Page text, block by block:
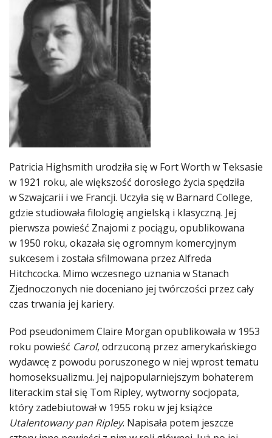
Patricia Highsmith urodziła się w Fort Worth w Teksasie
w 1921 roku, ale większość dorosłego życia spędziła
w Szwajcarii i we Francji. Uczyła się w Barnard College,
gdzie studiowała filologię angielską i klasyczną. Jej
pierwsza powieść Znajomi z pociągu, opublikowana
w 1950 roku, okazała się ogromnym komercyjnym
sukcesem i została sfilmowana przez Alfreda
Hitchcocka. Mimo wczesnego uznania w Stanach
Zjednoczonych nie doceniano jej twórczości przez cały
czas trwania jej kariery.
Pod pseudonimem Claire Morgan opublikowała w 1953
roku powieść Carol, odrzuconą przez amerykańskiego
wydawcę z powodu poruszonego w niej wprost tematu
homoseksualizmu. Jej najpopularniejszym bohaterem
literackim stał się Tom Ripley, wytworny socjopata,
który zadebiutował w 1955 roku w jej książce
Utalentowany pan Ripley. Napisała potem jeszcze